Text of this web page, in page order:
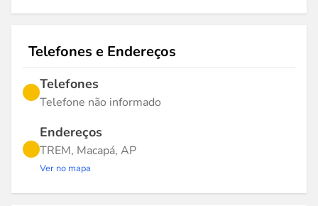
Telefones e Endereços
Telefones
Telefone não informado
Endereços
TREM, Macapá, AP
Ver no mapa